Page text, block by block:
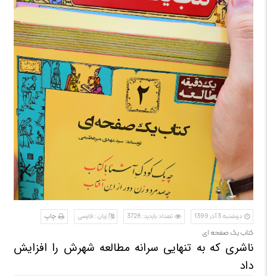
دوشنبه 3 آذر 1399 تعداد بازدید: 3728 زبان : فارسی چاپ
کتاب یک صفحه ای
ناشری که به تنهایی سرانه مطالعه شهرش را افزایش
داد